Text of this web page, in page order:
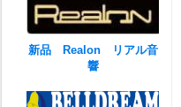
新品 Realon リアル音
響